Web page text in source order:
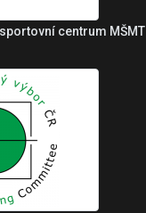
centrum MŠMT